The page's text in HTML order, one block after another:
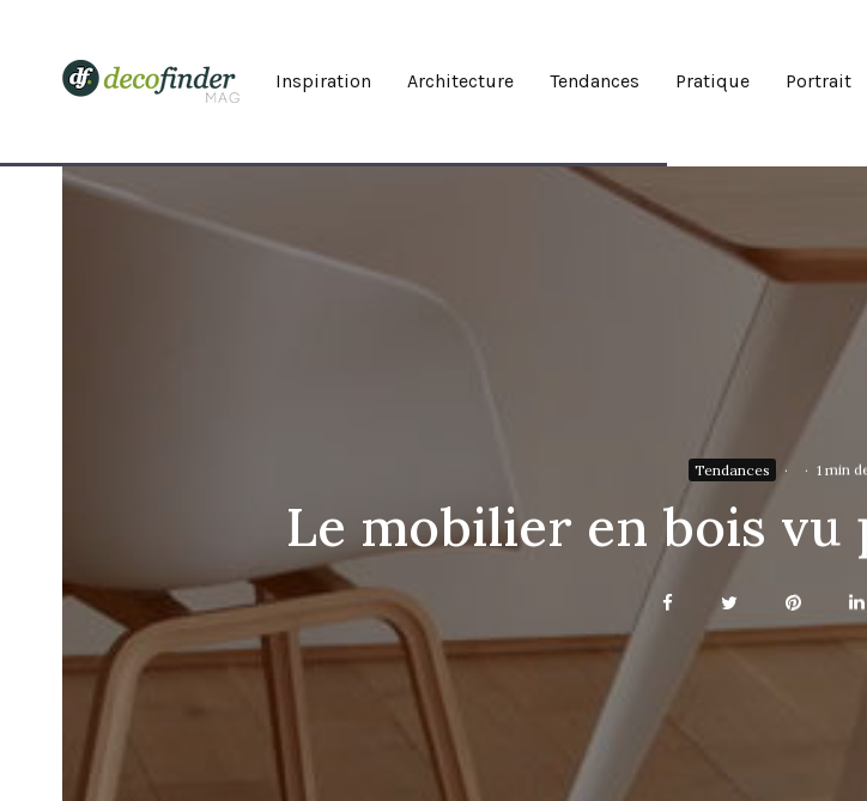
Inspiration Architecture Tendances Pratique Portrait
Tendances · · 1 min
Le mobilier en bois vu